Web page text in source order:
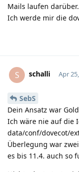
Mails laufen
Ich werde mir die
S schalli Apr
SebS
Dein Ansatz war
Ich wäre nie auf die
data/conf/dovecot/
Überlegung war
es bis 11.4. auch so